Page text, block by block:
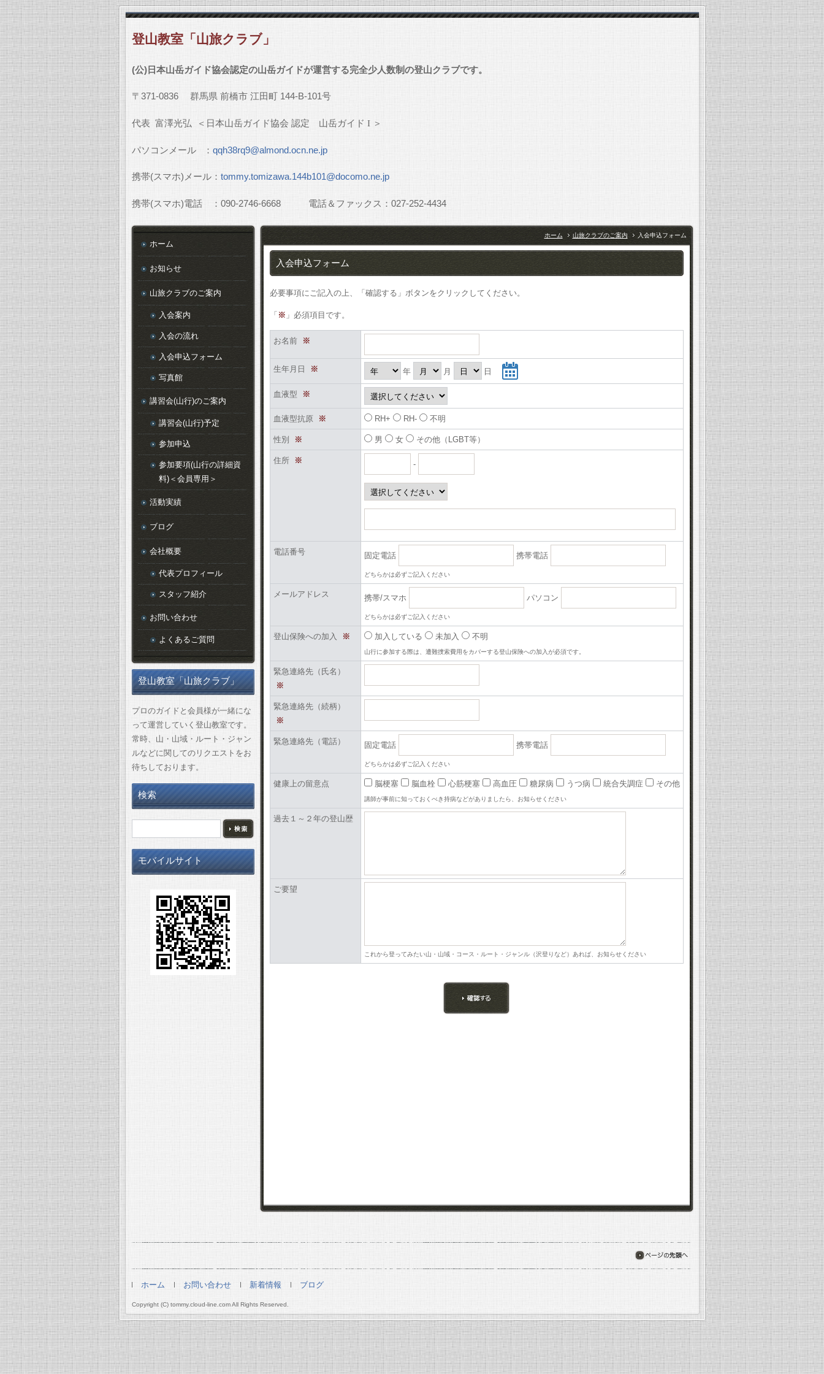
登山教室「山旅クラブ」
(公)日本山岳ガイド協会認定の山岳ガイドが運営する完全少人数制の登山クラブです。
〒 371-0836 群馬県 前橋市 江田町 144-B-101号
代表 富澤光弘 ＜日本山岳ガイド協会 認定 山岳ガイド I ＞
パソコンメール ： qqh38rq9@almond.ocn.ne.jp
携帯(スマホ)メール： tommy.tomizawa.144b101@docomo.ne.jp
携帯(スマホ)電話 ： 090-2746-6668電話＆ファックス： 027-252-4434
ホーム 山旅クラブのご案内 入会申込フォーム
入会申込フォーム
必要事項にご記入の上、「確認する」ボタンをクリックしてください。
「 ※ 」必須項目です。
お名前 ※
生年月日 ※ 年 月 日
血液型 ※
血液型抗原 ※ RH+ RH- 不明
性別 ※ 男 女 その他（LGBT等）
住所 ※ -
電話番号 固定電話 携帯電話
どちらかは必ずご記入ください
メールアドレス 携帯/スマホ パソコン
どちらかは必ずご記入ください
登山保険への加入 ※ 加入している 未加入 不明
山行に参加する際は、遭難捜索費用をカバーする登山保険への加入が必須です。
緊急連絡先（氏名）
※
緊急連絡先（続柄）
※
緊急連絡先（電話） 固定電話 携帯電話
どちらかは必ずご記入ください
健康上の留意点 脳梗塞 脳血栓 心筋梗塞 高血圧 糖尿病 うつ病 統合失調症 その他
講師が事前に知っておくべき持病などがありましたら、お知らせください
過去１～２年の登山歴
ご要望
これから登ってみたい山・山域・コース・ルート・ジャンル（沢登りなど）あれば、お知らせください
ホーム
お知らせ
山旅クラブのご案内
入会案内
入会の流れ
入会申込フォーム
写真館
講習会(山行)のご案内
講習会(山行)予定
参加申込
参加要項(山行の詳細資
料)＜会員専用＞
活動実績
ブログ
会社概要
代表プロフィール
スタッフ紹介
お問い合わせ
よくあるご質問
登山教室「山旅クラブ」
プロのガイドと会員様が一緒にな
って運営していく登山教室です。
常時、山・山域・ルート・ジャン
ルなどに関してのリクエストをお
待ちしております。
検索
モバイルサイト
ページの先頭へ
ホーム
お問い合わせ 新着情報 ブログ
Copyright (C) tommy.cloud-line.com All Rights Reserved.